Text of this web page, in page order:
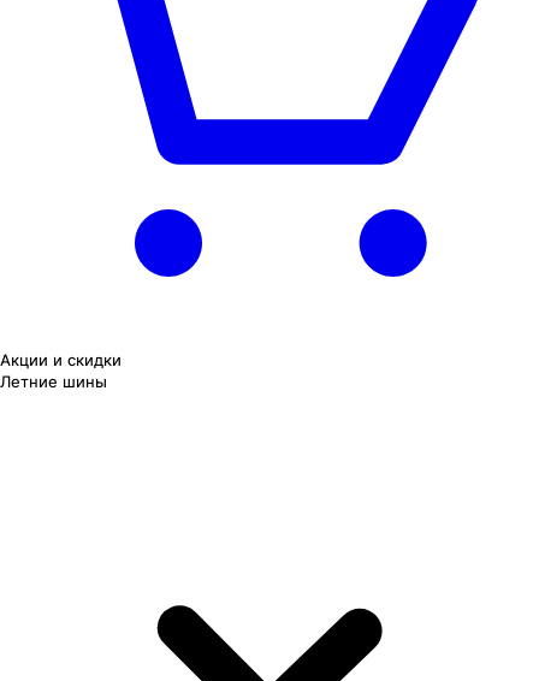
Акции и скидки
Летние шины